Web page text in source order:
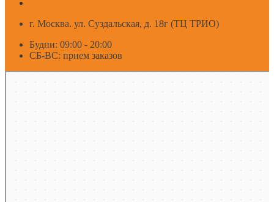
г. Москва. ул. Суздальская, д. 18г (ТЦ ТРИО)
Будни: 09:00 - 20:00
СБ-ВС: прием заказов